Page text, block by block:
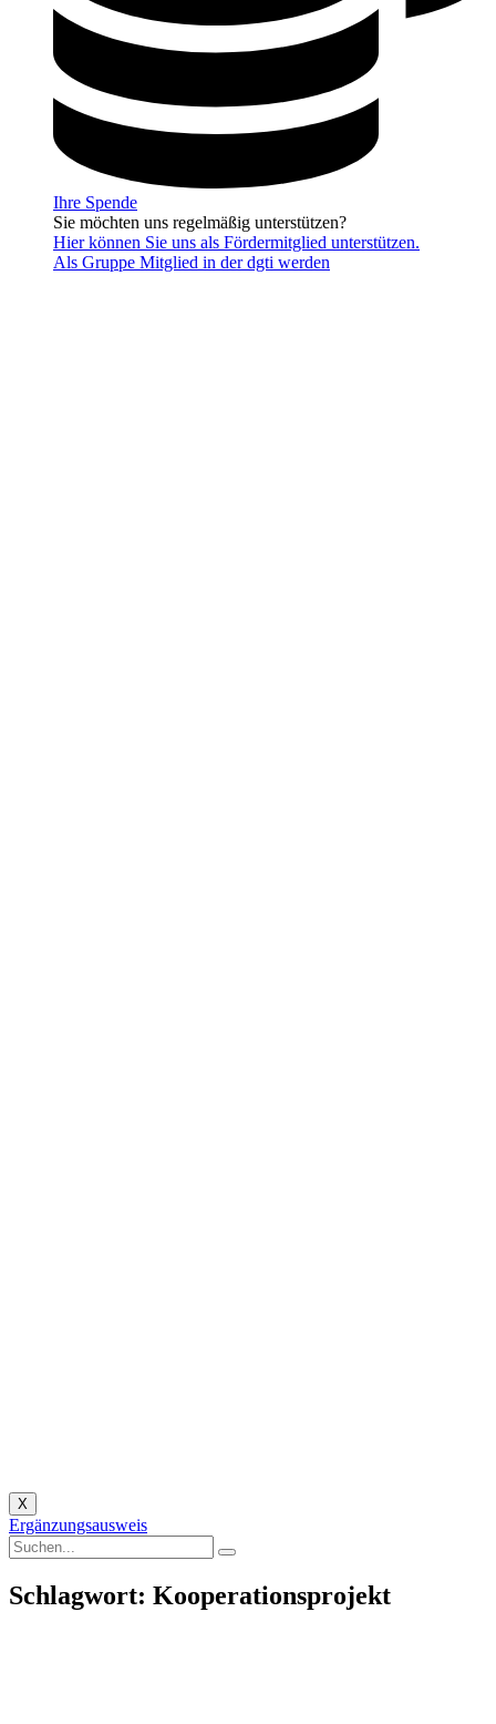
Ihre Spende
Sie möchten uns regelmäßig unterstützen?
Hier können Sie uns als Fördermitglied unterstützen.
Als Gruppe Mitglied in der dgti werden
X
Ergänzungsausweis
Schlagwort: Kooperationsprojekt